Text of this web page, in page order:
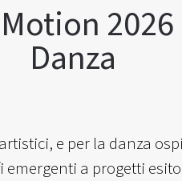
2026
Danza
e per la danza
a progetti